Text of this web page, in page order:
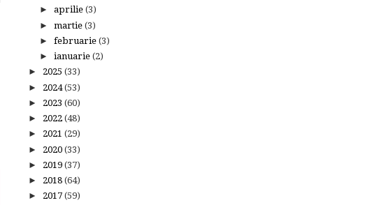
► aprilie (3)
► martie (3)
► februarie (3)
► ianuarie (2)
► 2025 (33)
► 2024(53)
► 2023 (60)
► 2022 (48)
► 2021 (29)
► 2020 (33)
► 2019 (37)
► 2018 (64)
► 2017 (59)